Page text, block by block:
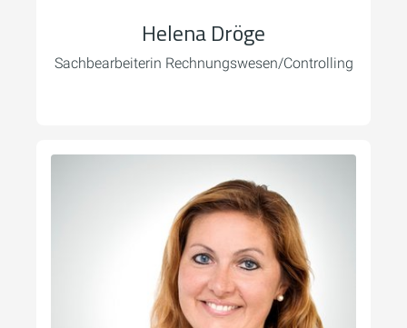
Helena Dröge
Sachbearbeiterin Rechnungswesen/Controlling